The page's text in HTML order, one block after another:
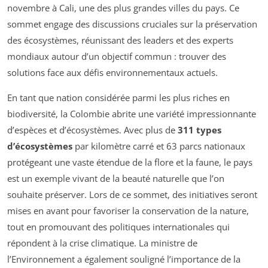
novembre à Cali, une des plus grandes villes du pays. Ce
sommet engage des discussions cruciales sur la préservation
des écosystèmes, réunissant des leaders et des experts
mondiaux autour d’un objectif commun : trouver des
solutions face aux défis environnementaux actuels.
En tant que nation considérée parmi les plus riches en
biodiversité, la Colombie abrite une variété impressionnante
d’espèces et d’écosystèmes. Avec plus de 311 types
d’écosystèmes par kilomètre carré et 63 parcs nationaux
protégeant une vaste étendue de la flore et la faune, le pays
est un exemple vivant de la beauté naturelle que l’on
souhaite préserver. Lors de ce sommet, des initiatives seront
mises en avant pour favoriser la conservation de la nature,
tout en promouvant des politiques internationales qui
répondent à la crise climatique. La ministre de
l’Environnement a également souligné l’importance de la